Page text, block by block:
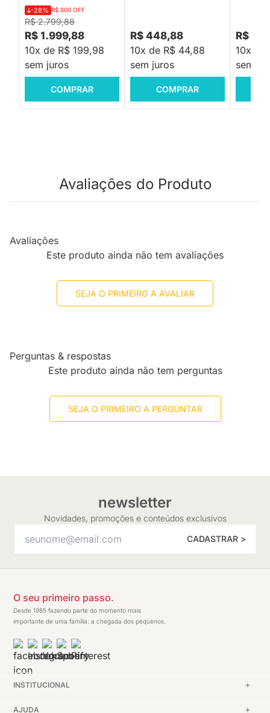
R$ 2.799,88
-28% R$ 800 OFF
R$ 1.999,88
10x de R$ 199,98
sem juros
COMPRAR
R$ 448,88
10x de R$ 44,88
sem juros
COMPRAR
R$
10x de
sem
Avaliações do Produto
Avaliações
Este produto ainda não tem avaliações
SEJA O PRIMEIRO A AVALIAR
Perguntas & respostas
Este produto ainda não tem perguntas
SEJA O PRIMEIRO A PERGUNTAR
newsletter
Novidades, promoções e conteúdos exclusivos
CADASTRAR >
O seu primeiro passo.
Desde 1985 fazendo parte do momento mais
importante de uma família: a chegada dos pequenos.
INSTITUCIONAL
AJUDA